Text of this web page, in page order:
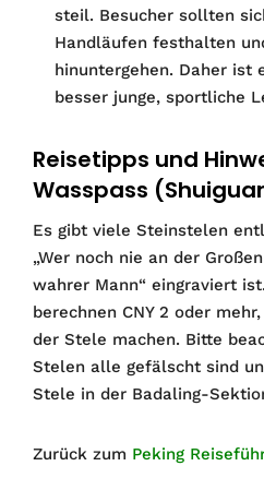
steil. Besucher sollten
Handläufen festhalten
hinuntergehen. Daher ist
besser junge, sportliche
Reisetipps und
Wasspass
Es gibt viele Steinstelen
„Wer noch nie an der
wahrer Mann“ eingraviert
berechnen CNY 2 oder
der Stele machen. Bitte
Stelen alle gefälscht sind
Stele in der Badaling-
Zurück zum Peking